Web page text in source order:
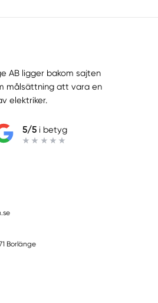
AB ligger bakom sajten
målsättning att vara en
elektriker.
5/5i betyg
Borlänge